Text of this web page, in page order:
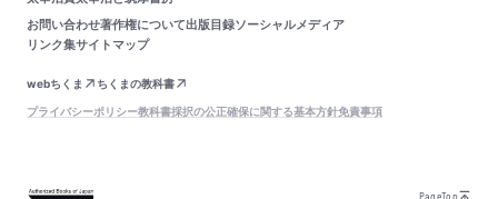
お問い合わせ著作権について出版目録ソーシャルメディア
リンク集サイトマップ
webちくま
ちくまの教科書
プライバシーポリシー教科書採択の公正確保に関する基本方針免責事項